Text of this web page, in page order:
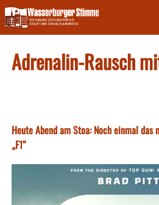
Skip
to
content
Adrenalin-Rausch
Heute Abend am Stoa: Noch einmal das
„F1“